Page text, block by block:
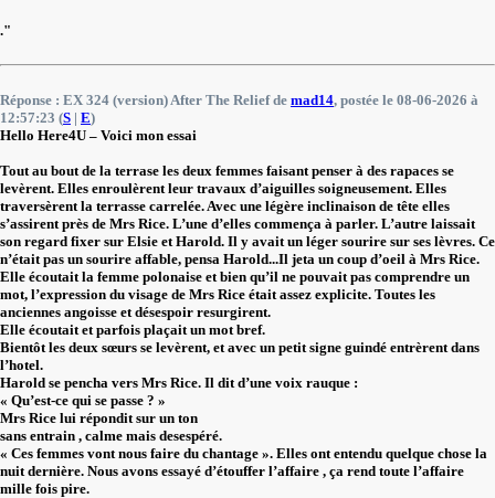
."
Réponse : EX 324 (version) After The Relief de mad14, postée le 08-06-2026 à
12:57:23 (S | E)
Hello Here4U – Voici mon essai
Tout au bout de la terrase les deux femmes faisant penser à des rapaces se
levèrent. Elles enroulèrent leur travaux d’aiguilles soigneusement. Elles
traversèrent la terrasse carrelée. Avec une légère inclinaison de tête elles
s’assirent près de Mrs Rice. L’une d’elles commença à parler. L’autre laissait
son regard fixer sur Elsie et Harold. Il y avait un léger sourire sur ses lèvres. Ce
n’était pas un sourire affable, pensa Harold...Il jeta un coup d’oeil à Mrs Rice.
Elle écoutait la femme polonaise et bien qu’il ne pouvait pas comprendre un
mot, l’expression du visage de Mrs Rice était assez explicite. Toutes les
anciennes angoisse et désespoir resurgirent.
Elle écoutait et parfois plaçait un mot bref.
Bientôt les deux sœurs se levèrent, et avec un petit signe guindé entrèrent dans
l’hotel.
Harold se pencha vers Mrs Rice. Il dit d’une voix rauque :
« Qu’est-ce qui se passe ? »
Mrs Rice lui répondit sur un ton
sans entrain , calme mais desespéré.
« Ces femmes vont nous faire du chantage ». Elles ont entendu quelque chose la
nuit dernière. Nous avons essayé d’étouffer l’affaire , ça rend toute l’affaire
mille fois pire.